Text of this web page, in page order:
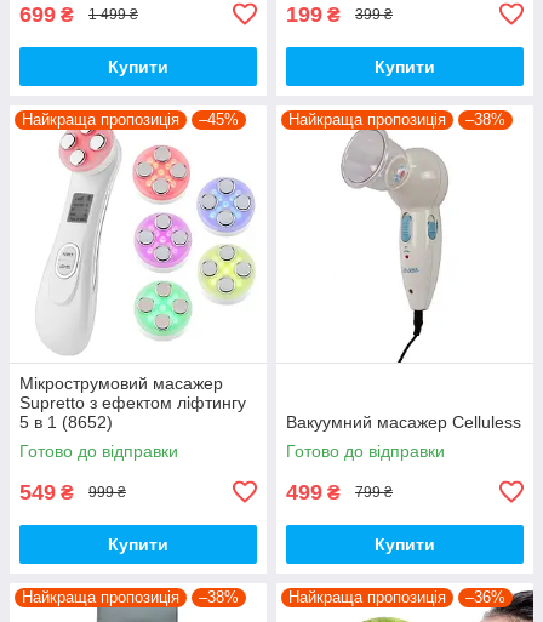
699 ₴ 1 499 ₴
Купити
199 ₴ 399 ₴
Купити
Найкраща пропозиція –45%
Мікрострумовий масажер
Supretto з ефектом ліфтингу
5 в 1 (8652)
Готово до відправки
549 ₴ 999 ₴
Купити
Найкраща пропозиція –38%
Вакуумний масажер Celluless
Готово до відправки
499 ₴ 799 ₴
Купити
Найкраща пропозиція –38% Найкраща пропозиція –36%